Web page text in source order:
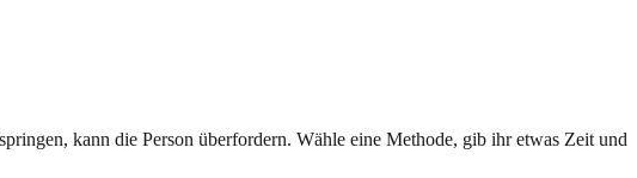
kann die Person überfordern. Wähle eine Methode, gib ihr etwas Zeit und